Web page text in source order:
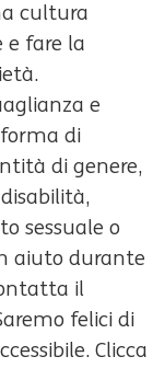
cultura
e fare la
e
di
di genere,
sessuale o
aiuto durante
il
felici di
Clicca